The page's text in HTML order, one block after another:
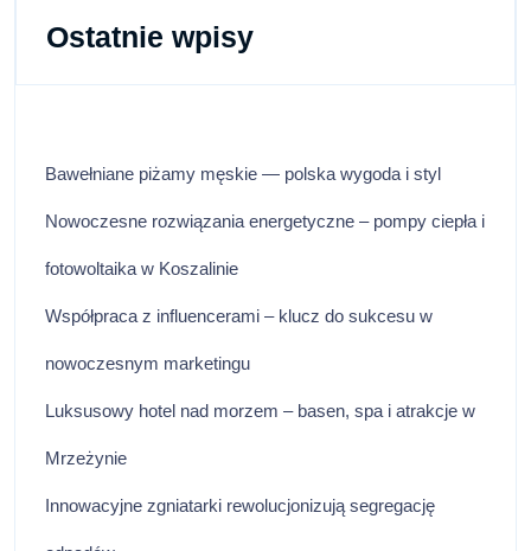
Ciebie
Ostatnie wpisy
Bawełniane piżamy męskie — polska wygoda i styl
Nowoczesne rozwiązania energetyczne – pompy ciepła i
fotowoltaika w Koszalinie
Współpraca z influencerami – klucz do sukcesu w
nowoczesnym marketingu
Luksusowy hotel nad morzem – basen, spa i atrakcje w
Mrzeżynie
Innowacyjne zgniatarki rewolucjonizują segregację